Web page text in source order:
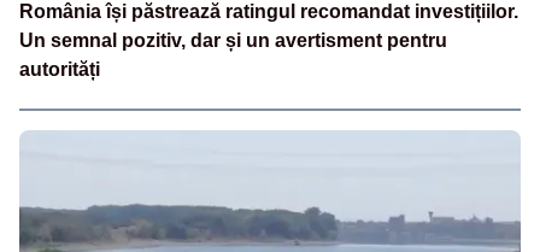
România își păstrează ratingul recomandat investițiilor.
Un semnal pozitiv, dar și un avertisment pentru
autorități